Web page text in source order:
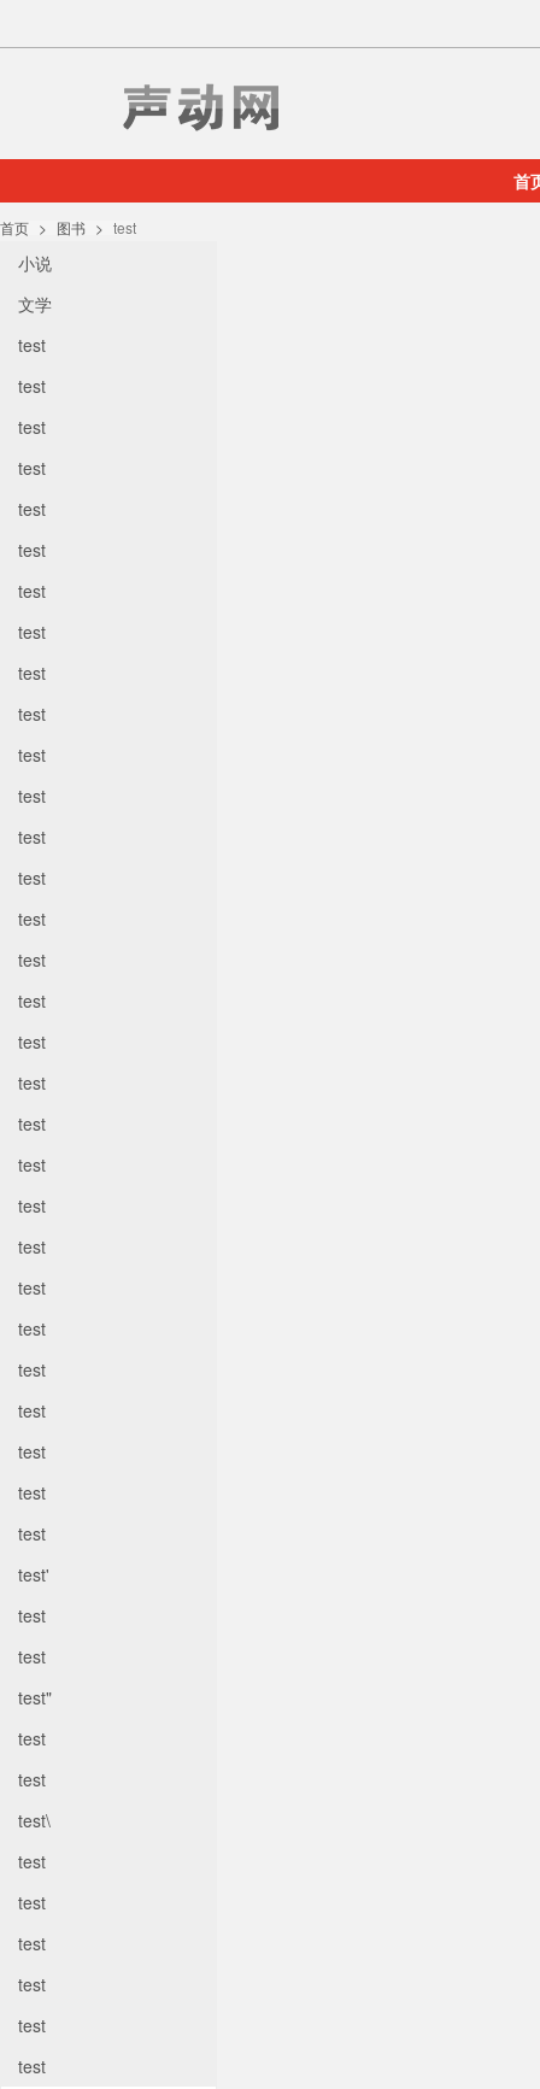
首
首页 图书 test
小说
文学
test
test
test
test
test
test
test
test
test
test
test
test
test
test
test
test
test
test
test
test
test
test
test
test
test
test
test
test
test
test
test'
test
test
test"
test
test
test\
test
test
test
test
test
test